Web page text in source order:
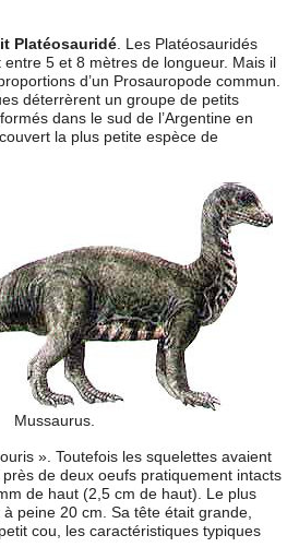
Platéosauridé . Les Platéosauridés
5 et 8 mètres de longueur. Mais il
d’un Prosauropode commun.
déterrèrent un groupe de petits
dans le sud de l’Argentine en
la plus petite espèce de
Mussaurus.
». Toutefois les squelettes avaient
de deux oeufs pratiquement intacts
de haut (2,5 cm de haut). Le plus
peine 20 cm. Sa tête était grande,
cou, les caractéristiques typiques